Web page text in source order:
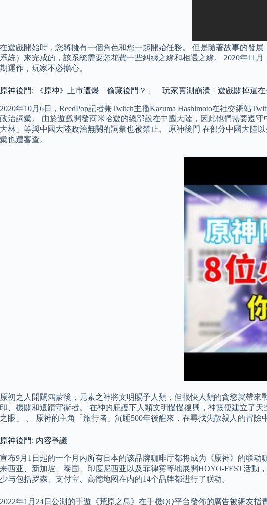
在遊戲開始時，您將擁有一個角色和您一起開始任務。 但是隨著故事的發
系統）來完成的，該系統需要您花費一些糾纏之緣和相遇之緣。 2020年11
期運作，玩家不必擔心。
原神後門: 《原神》上市遭爆「偷藏後門？」 玩家實測崩潰：遊戲關掉還在
2020年10月6日，ReedPop記者兼Twitch主播Kazuma Hashimoto在社交網
政治詞彙。 由於遊戲開發商米哈遊的總部設在中國大陸，因此他們需要遵
大林」等與中國大陸政治無關的詞彙也被禁止。 原神後門 在部分中國大陸
彙也遭審查。
原初之人開闢鴻蒙後，元素之神將文明賜予人類，但很快人類的貪慾就帶
印、機關和遺蹟守衛者。 在神的庇護下人類文明慢慢復興，神靈便建立了
之眼」 。 原神的主角「旅行者」沉睡500年後醒來，在尋找失散親人的冒險
原神後門: 內容爭議
宣布9月1日起的一个月内所有日本的该品牌咖啡厅都将成为《原神》的联
来西亚、新加坡、泰国、印度尼西亚以及菲律宾等地展開HOYO-FEST活動
少与包括罗森、支付宝、高德地图在内的14个品牌都进行了联动。
2022年1月24日公測的手遊《荒原之息》在手機QQ平台發佈的廣告被網友